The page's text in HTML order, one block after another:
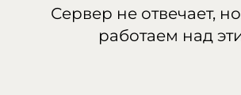
Сервер не отвечает,
работаем над